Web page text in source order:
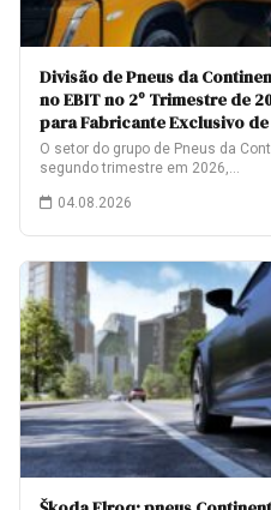
Divisão de Pneus da
no EBIT no 2º Trimestre de
para Fabricante Exclusivo de
O setor do grupo de Pneus da
segundo trimestre em 2026,…
04.08.2026